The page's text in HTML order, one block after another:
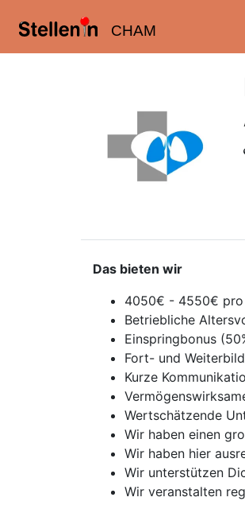
CHAM
Das bieten wir
4050€ - 4550€ pro
Betriebliche
Einspringbonus
Fort- und
Kurze
Wertschätzende
Wir haben einen
Wir haben hier
Wir unterstützen
Wir veranstalten